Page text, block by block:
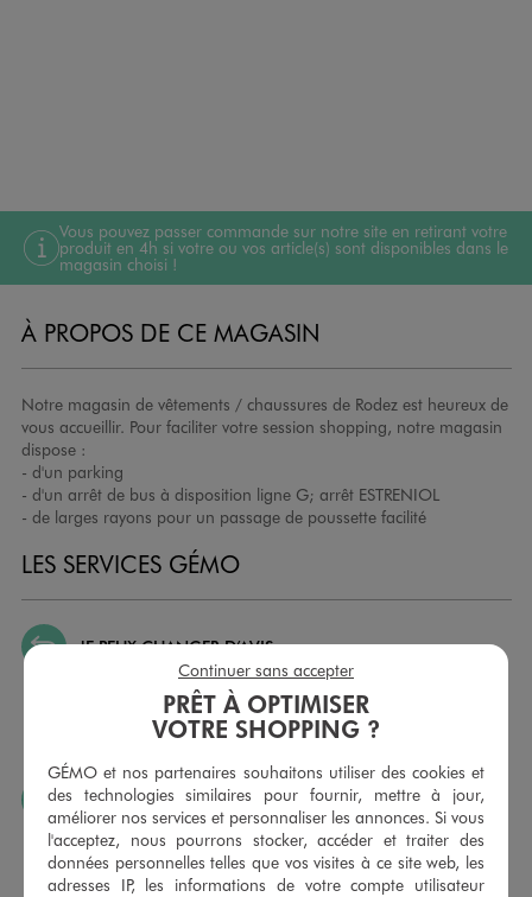
Vous pouvez passer commande sur notre site en retirant votre
produit en 4h si votre ou vos article(s) sont disponibles dans le
magasin choisi !
À PROPOS DE CE MAGASIN
Notre magasin de vêtements / chaussures de Rodez est heureux de
vous accueillir. Pour faciliter votre session shopping, notre magasin
dispose :
- d'un parking
- d'un arrêt de bus à disposition ligne G; arrêt ESTRENIOL
- de larges rayons pour un passage de poussette facilité
LES SERVICES GÉMO
JE PEUX CHANGER D’AVIS
Nous échangeons et vous proposons un avoir ou un
remboursement pour tout article non porté, non retouché,
sous 30 jours, sur simple présentation du ticket de caisse,
JE PEUX FAIRE RETOUCHER MES ARTICLES
Ourlets, ceintures… vous avez la possibilité de faire
retoucher vos articles textiles dans nos magasins. Les tarifs
sont à votre disposition sur simple demande. Voir
PRÊT À OPTIMISER
VOTRE SHOPPING ?
GÉMO et nos partenaires souhaitons utiliser des cookies et
des technologies similaires pour fournir, mettre à jour,
améliorer nos services et personnaliser les annonces. Si vous
l'acceptez, nous pourrons stocker, accéder et traiter des
données personnelles telles que vos visites à ce site web, les
adresses IP, les informations de votre compte utilisateur
Continuer sans accepter